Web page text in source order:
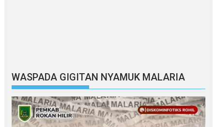
WASPADA GIGITAN NYAMUK MALARIA